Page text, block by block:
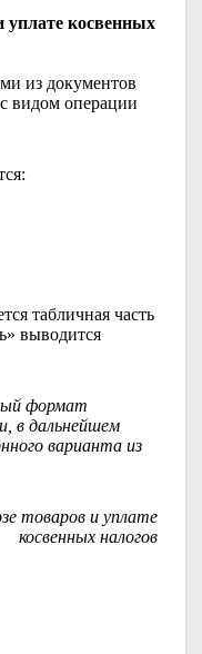
уплате косвенных
из документов
видом операции
табличная часть
выводится
формат
в дальнейшем
варианта из
товаров и уплате
косвенных налогов